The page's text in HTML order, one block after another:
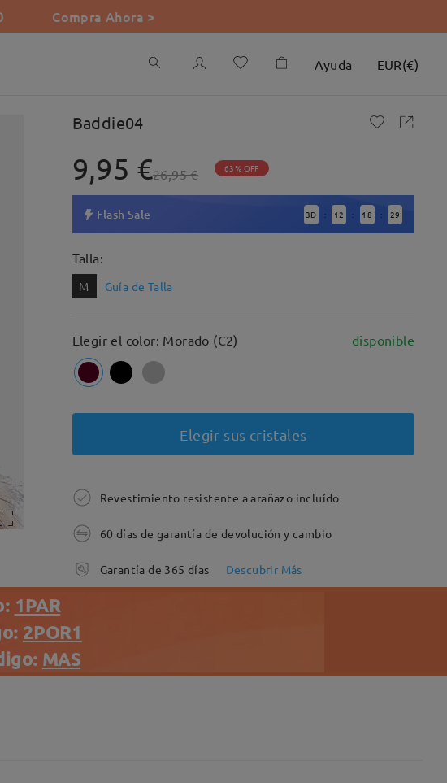
Compra Ahora >
Ayuda EUR(€)
Baddie04
9,95 €26,95 € 63% OFF
Flash Sale 3D : 12 : 18 : 27
Talla:
M Guía de Talla
Elegir el color: Morado (C2) disponible
Elegir sus cristales
Revestimiento resistente a arañazo incluído
60 días de garantía de devolución y cambio
Garantía de 365 días Descubrir Más
1PAR
2POR1
MAS